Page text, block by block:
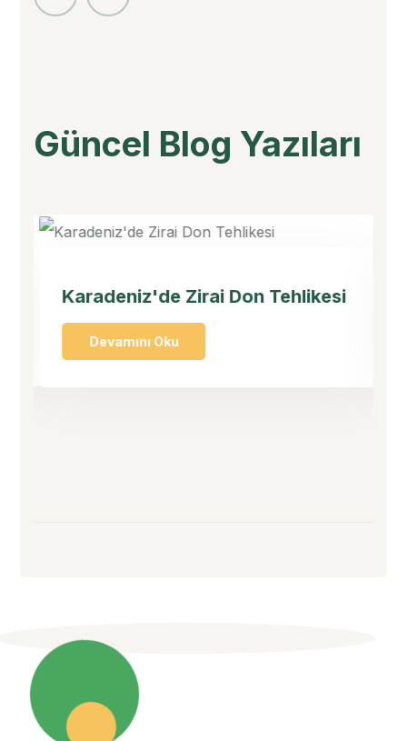
Güncel Blog Yazıları
Karadeniz'de Zirai Don Tehlikesi
Devamını Oku